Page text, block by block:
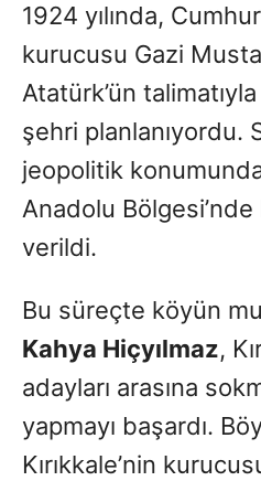
1924 yılında,
kurucusu Gazi
Atatürk’ün
şehri planlanıyordu.
jeopolitik
Anadolu
verildi.
Bu süreçte köyün
Kahya Hiçyılmaz,
adayları arasına
yapmayı başardı.
Kırıkkale’nin